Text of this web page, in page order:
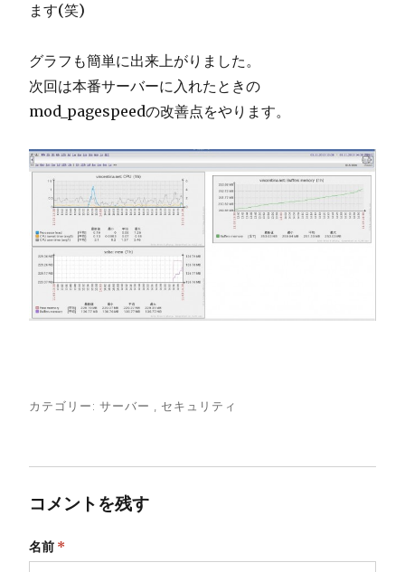
ます(笑)
グラフも簡単に出来上がりました。
次回は本番サーバーに入れたときの
mod_pagespeedの改善点をやります。
カテゴリー:サーバー セキュリティ
コメントを残す
名前 *